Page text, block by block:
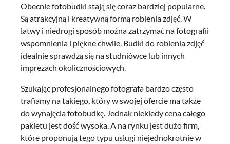
Obecnie fotobudki stają się coraz bardziej popularne.
Są atrakcyjną i kreatywną formą robienia zdjęć. W
łatwy i niedrogi sposób można zatrzymać na fotografii
wspomnienia i piękne chwile. Budki do robienia zdjęć
idealnie sprawdzą się na studniówce lub innych
imprezach okolicznościowych.
Szukając profesjonalnego fotografa bardzo często
trafiamy na takiego, który w swojej ofercie ma także
do wynajęcia fotobudkę. Jednak niekiedy cena całego
pakietu jest dość wysoka. A na rynku jest dużo firm,
które proponują tego typu usługi niejednokrotnie w